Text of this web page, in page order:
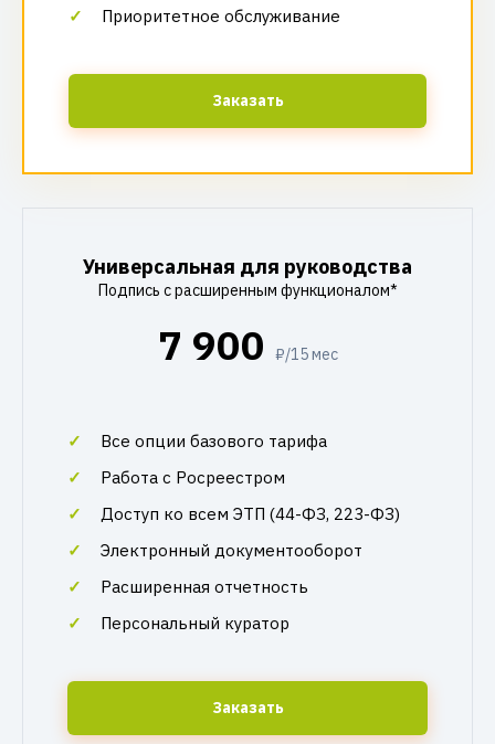
Приоритетное обслуживание
Заказать
Универсальная для руководства
Подпись с расширенным функционалом*
7 900 ₽/15 мес
Все опции базового тарифа
Работа с Росреестром
Доступ ко всем ЭТП (44-ФЗ, 223-ФЗ)
Электронный документооборот
Расширенная отчетность
Персональный куратор
Заказать